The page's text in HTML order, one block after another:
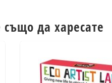
да харесате